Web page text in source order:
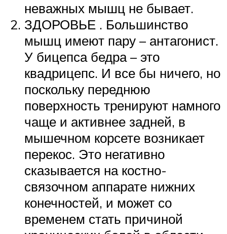
неважных мышц не бывает.
ЗДОРОВЬЕ . Большинство
мышц имеют пару – антагонист.
У бицепса бедра – это
квадрицепс. И все бы ничего, но
поскольку переднюю
поверхность тренируют намного
чаще и активнее задней, в
мышечном корсете возникает
перекос. Это негативно
сказывается на костно-
связочном аппарате нижних
конечностей, и может со
временем стать причиной